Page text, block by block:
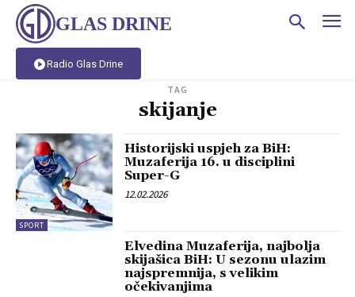
GLAS DRINE
Radio Glas Drine
TAG
skijanje
SPORT
Historijski uspjeh za BiH:
Muzaferija 16. u disciplini
Super-G
12.02.2026
Elvedina Muzaferija, najbolja
skijašica BiH: U sezonu ulazim
najspremnija, s velikim
očekivanjima